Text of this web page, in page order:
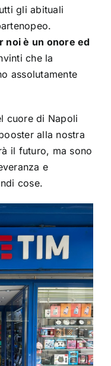
gli abituali
noi è un onore ed
che la
assolutamente
cuore di Napoli
alla nostra
il futuro, ma sono
e
cose.